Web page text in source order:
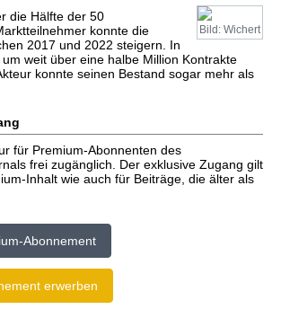
Bild: Wichert
die Hälfte der 50
konnte die
2017 und 2022 steigern. In
weit über eine halbe Million Kontrakte
konnte seinen Bestand sogar mehr als
für Premium-Abonnenten des
frei zugänglich. Der exklusive Zugang gilt
Inhalt wie auch für Beiträge, die älter als
Abonnement
erwerben